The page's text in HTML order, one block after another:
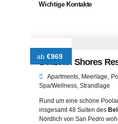
Wichtige Kontakte
ab €969
Belizean Shores
Apartments Meerlage
Spa/Wellness Strandlage
Rund um eine schöne
insgesamt 48 Suiten des
Nördlich von San Pedro